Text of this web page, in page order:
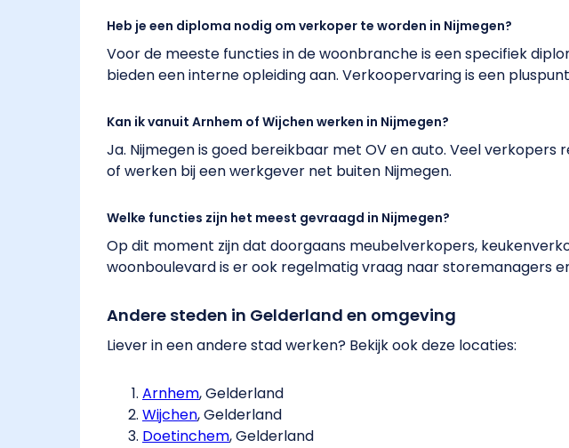
Heb je een diploma nodig om verkoper te worden in Nijmegen?
Voor de meeste functies in de woonbranche is een specifiek
bieden een interne opleiding aan. Verkoopervaring is een
Kan ik vanuit Arnhem of Wijchen werken in Nijmegen?
Ja. Nijmegen is goed bereikbaar met OV en auto. Veel verkopers
of werken bij een werkgever net buiten Nijmegen.
Welke functies zijn het meest gevraagd in Nijmegen?
Op dit moment zijn dat doorgaans meubelverkopers,
woonboulevard is er ook regelmatig vraag naar storemanagers
Andere steden in Gelderland en omgeving
Liever in een andere stad werken? Bekijk ook deze locaties:
Arnhem​, Gelderland
Wijchen​, Gelderland
Doetinchem​, Gelderland